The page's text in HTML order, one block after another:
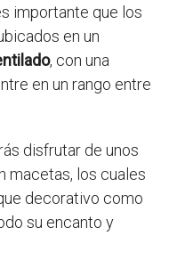
importante que los
en un
, con una
en un rango entre
disfrutar de unos
macetas, los cuales
decorativo como
su encanto y